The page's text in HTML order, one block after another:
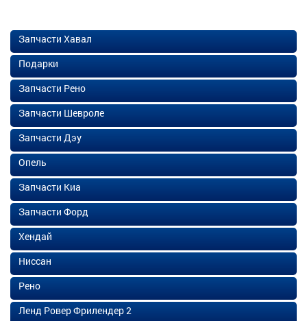
Запчасти Хавал
Подарки
Запчасти Рено
Запчасти Шевроле
Запчасти Дэу
Опель
Запчасти Киа
Запчасти Форд
Хендай
Ниссан
Рено
Ленд Ровер Фрилендер 2